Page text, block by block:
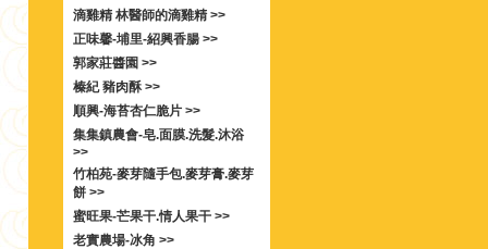
滴雞精 林醫師的滴雞精 >>
正味馨-埔里-紹興香腸 >>
郭家莊醬園 >>
榛紀 豬肉酥 >>
順興-海苔杏仁脆片 >>
集集鎮農會-皂.面膜.洗髮.沐浴
>>
竹柏苑-麥芽隨手包.麥芽膏.麥芽
餅 >>
蜜旺果-芒果干.情人果干 >>
老實農場-冰角 >>